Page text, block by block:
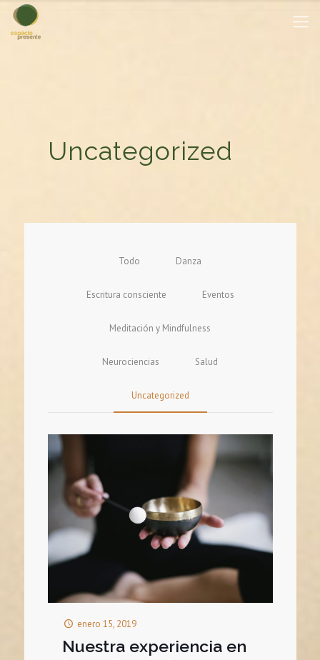
Uncategorized
Todo Danza
Escritura consciente Eventos
Meditación y Mindfulness
Neurociencias Salud
Uncategorized
enero 15, 2019
Nuestra experiencia en